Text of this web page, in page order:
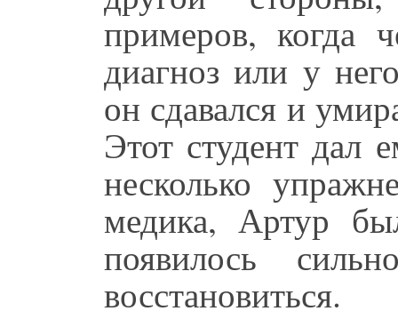
примеров, когда
диагноз или у
он сдавался и
Этот студент дал
несколько
медика, Артур
появилось
восстановиться.